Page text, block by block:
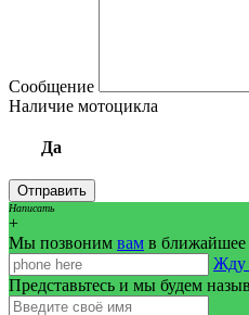
Сообщение
Наличие мотоцикла
Да
Написать
+
Мы позвоним вам в ближайшее
Жду
Представьтесь и мы будем